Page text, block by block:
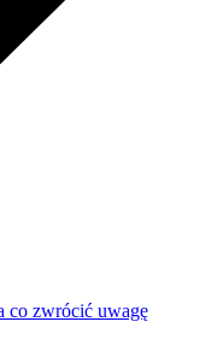
co zwrócić uwagę